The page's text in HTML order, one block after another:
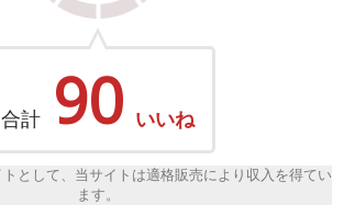
合計 90 いいね
として、当サイトは適格販売により収入を得てい
ます。